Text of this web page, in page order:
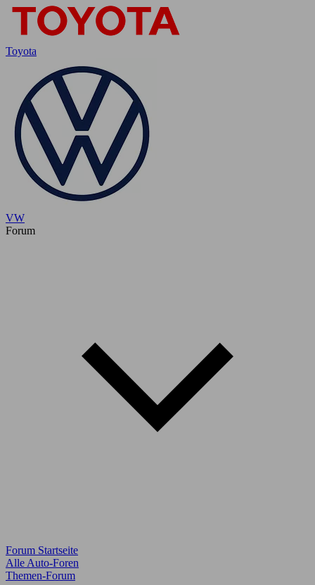
Toyota
VW
Forum
Forum Startseite
Alle Auto-Foren
Themen-Forum